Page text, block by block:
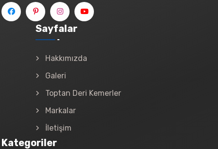
Sayfalar
Hakkımızda
Galeri
Toptan Deri Kemerler
Markalar
İletişim
Kategoriler